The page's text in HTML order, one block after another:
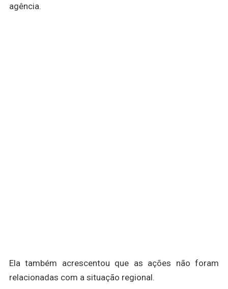
agência.
Ela também acrescentou que as ações não foram
relacionadas com a situação regional.